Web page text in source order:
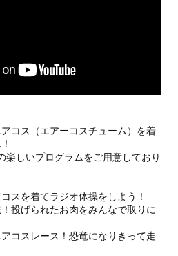
コス（エアーコスチューム）を着
楽しいプログラムをご用意しており
スを着てラジオ体操をしよう！
投げられたお肉をみんなで取りに
コスレース！恐竜になりきって走